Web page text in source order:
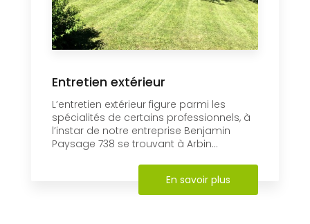
Entretien extérieur
L’entretien extérieur figure parmi les
spécialités de certains professionnels, à
l’instar de notre entreprise Benjamin
Paysage 738 se trouvant à Arbin...
En savoir plus